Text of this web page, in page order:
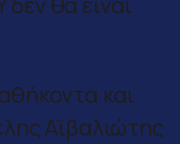
και
Αϊβαλιώτης